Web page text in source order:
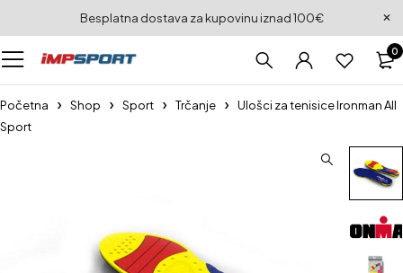
Besplatna dostava za kupovinu iznad 100€
0
Početna Shop Sport Trčanje
Ulošci za tenisice Ironman All
Sport